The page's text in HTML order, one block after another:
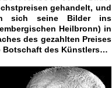
gehandelt, und
sich seine Bilder ins
Heilbronn) in
des gezahlten Preises
Botschaft des Künstlers…